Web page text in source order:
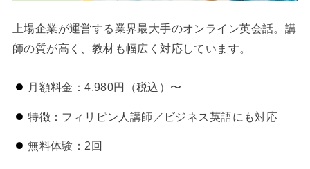
上場企業が運営する業界最大手のオンライン英会話。講
師の質が高く、教材も幅広く対応しています。
月額料金：4,980円（税込）〜
特徴：フィリピン人講師／ビジネス英語にも対応
無料体験：2回